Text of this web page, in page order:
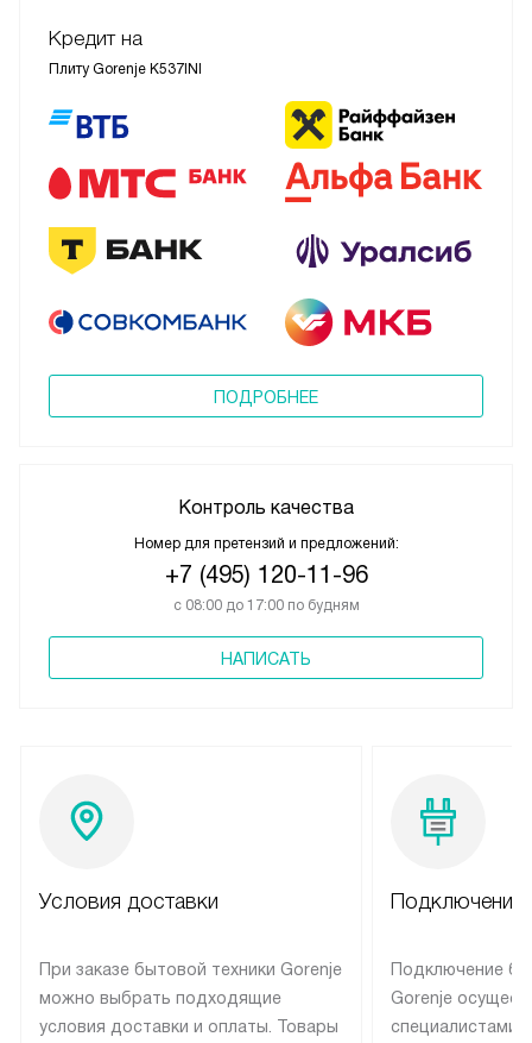
Кредит на
Плиту Gorenje K537INI
ПОДРОБНЕЕ
Контроль качества
Номер для претензий и предложений:
+7 (495) 120-11-96
с 08:00 до 17:00 по будням
НАПИСАТЬ
Условия доставки
При заказе бытовой техники Gorenje
можно выбрать подходящие
условия доставки и оплаты. Товары
Подключение
Подключение
Gorenje
специалистами